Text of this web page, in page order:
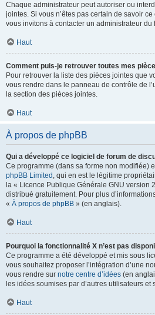
Chaque administrateur peut autoriser ou
jointes. Si vous n’êtes pas certain de savoir
vous invitons à contacter un administrateur du
Haut
Comment puis-je retrouver toutes mes
Pour retrouver la liste des pièces jointes que
vous rendre dans le panneau de contrôle de
la section des pièces jointes.
Haut
À propos de phpBB
Qui a développé ce logiciel de forum de
Ce programme (dans sa forme non modifiée)
phpBB Limited , qui en est le légitime
la « Licence Publique Générale GNU version
distribué gratuitement. Pour plus
« À propos de phpBB » (en anglais).
Haut
Pourquoi la fonctionnalité X n’est pas
Ce programme a été développé et mis sous
vous souhaitez proposer l’intégration d’une
vous rendre sur notre centre d’idées (en
les idées soumises par d’autres utilisateurs et
Haut